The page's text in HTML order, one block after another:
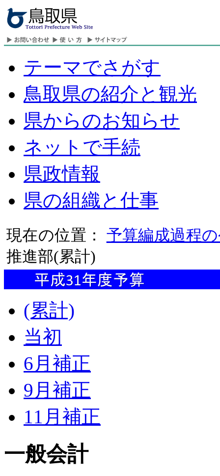
テーマでさがす
鳥取県の紹介と観光
県からのお知らせ
ネットで手続
県政情報
県の組織と仕事
現在の位置： 予算編成過程
推進部(累計)
(累計)
当初
6月補正
9月補正
11月補正
一般会計